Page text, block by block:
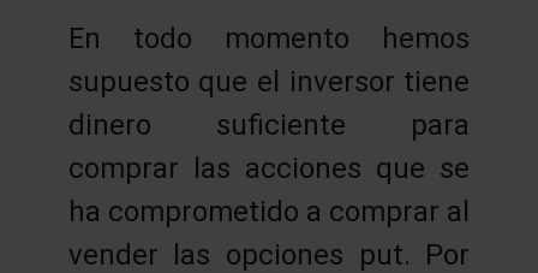
En todo momento hemos
supuesto que el inversor tiene
dinero suficiente para
comprar las acciones que se
ha comprometido a comprar al
vender las opciones put. Por